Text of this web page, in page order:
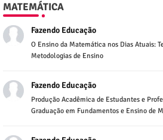
MATEMÁTICA
Fazendo Educação
O Ensino da Matemática nos Dias Atuais:
Metodologias de Ensino
Fazendo Educação
Produção Acadêmica de Estudantes e
Graduação em Fundamentos e Ensino de